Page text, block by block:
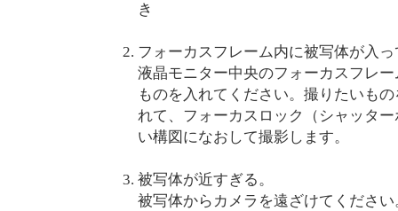
き
フォーカスフレーム内に被写体が入
液晶モニター中央のフォーカスフレ
ものを入れてください。撮りたいも
れて、フォーカスロック（シャッタ
い構図になおして撮影します。
被写体が近すぎる。
被写体からカメラを遠ざけてください